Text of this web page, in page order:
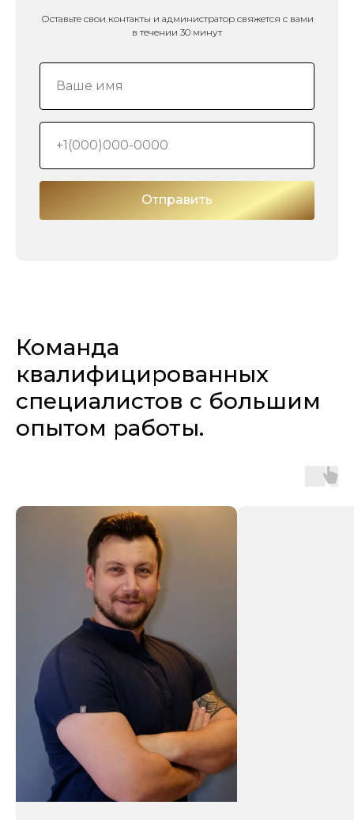
Оставьте свои контакты и администратор свяжется с вами
в течении 30 минут
Отправить
Команда
квалифицированных
специалистов с большим
опытом работы.